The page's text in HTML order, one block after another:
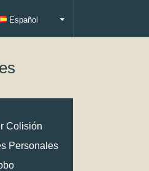
Español
Colisión
Personales